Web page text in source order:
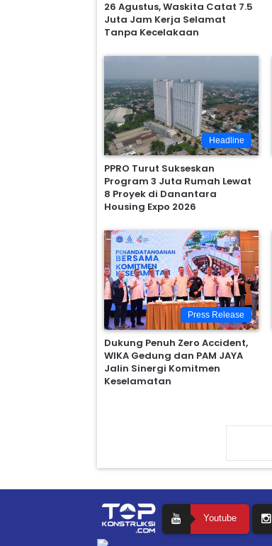
26 Agustus, Waskita Catat 7.5
Juta Jam Kerja Selamat
Tanpa Kecelakaan
Headline
PPRO Turut Sukseskan
Program 3 Juta Rumah Lewat
8 Proyek di Danantara
Housing Expo 2026
Press Release
Dukung Penuh Zero Accident,
WIKA Gedung dan PAM JAYA
Jalin Sinergi Komitmen
Keselamatan
Youtube